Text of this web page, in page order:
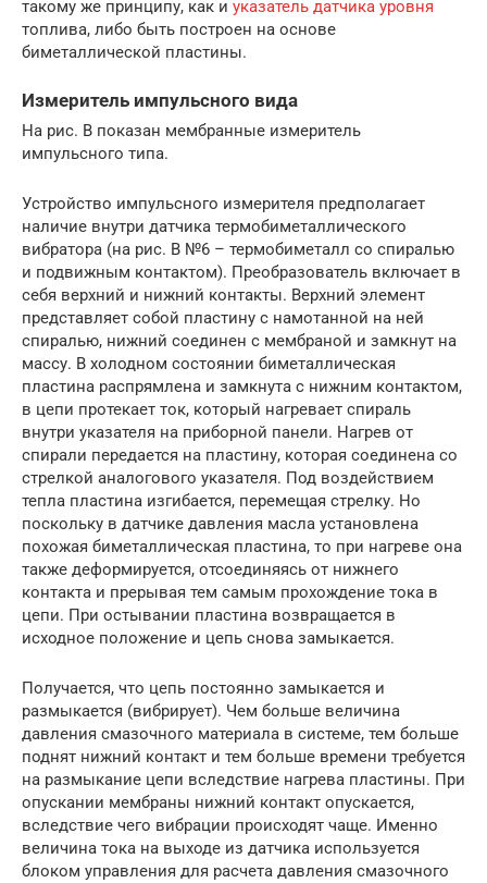
такому же принципу, как и указатель датчика уровня
топлива, либо быть построен на основе
биметаллической пластины.
Измеритель импульсного вида
На рис. В показан мембранные измеритель
импульсного типа.
Устройство импульсного измерителя предполагает
наличие внутри датчика термобиметаллического
вибратора (на рис. В №6 – термобиметалл со спиралью
и подвижным контактом). Преобразователь включает в
себя верхний и нижний контакты. Верхний элемент
представляет собой пластину с намотанной на ней
спиралью, нижний соединен с мембраной и замкнут на
массу. В холодном состоянии биметаллическая
пластина распрямлена и замкнута с нижним контактом,
в цепи протекает ток, который нагревает спираль
внутри указателя на приборной панели. Нагрев от
спирали передается на пластину, которая соединена со
стрелкой аналогового указателя. Под воздействием
тепла пластина изгибается, перемещая стрелку. Но
поскольку в датчике давления масла установлена
похожая биметаллическая пластина, то при нагреве она
также деформируется, отсоединяясь от нижнего
контакта и прерывая тем самым прохождение тока в
цепи. При остывании пластина возвращается в
исходное положение и цепь снова замыкается.
Получается, что цепь постоянно замыкается и
размыкается (вибрирует). Чем больше величина
давления смазочного материала в системе, тем больше
поднят нижний контакт и тем больше времени требуется
на размыкание цепи вследствие нагрева пластины. При
опускании мембраны нижний контакт опускается,
вследствие чего вибрации происходят чаще. Именно
величина тока на выходе из датчика используется
блоком управления для расчета давления смазочного